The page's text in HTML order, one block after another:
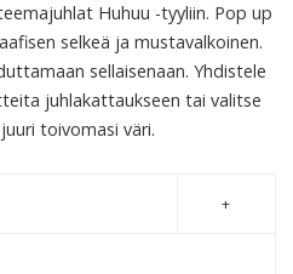
Huhuu -tyyliin. Pop up
selkeä ja mustavalkoinen.
sellaisenaan. Yhdistele
juhlakattaukseen tai valitse
toivomasi väri.